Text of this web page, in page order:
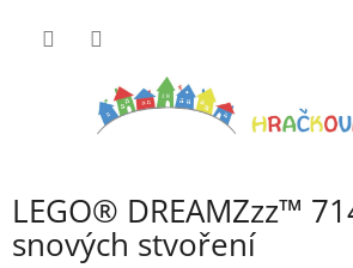
LEGO® DREAMZzz™
snových stvoření